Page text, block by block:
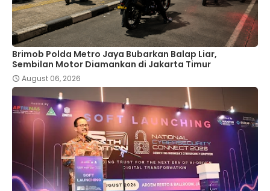
Brimob Polda Metro Jaya Bubarkan Balap Liar,
Sembilan Motor Diamankan di Jakarta Timur
August 06, 2026